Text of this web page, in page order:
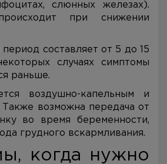
слюнных железах).
при снижении
составляет от 5 до 15
случаях симптомы
раньше.
воздушно-капельным и
возможна передача от
во время беременности,
грудного вскармливания.
когда нужно